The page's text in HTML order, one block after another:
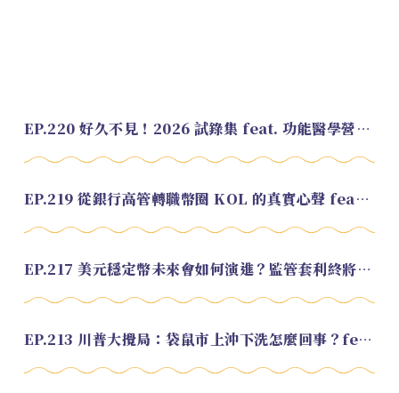
EP.220 好久不見！2026 試錄集 feat. 功能醫學營養師 美寶
EP.219 從銀行高管轉職幣圈 KOL 的真實心聲 feat.龜大
EP.217 美元穩定幣未來會如何演進？監管套利終將收斂？feat. 研究員 余哲安
EP.213 川普大攪局：袋鼠市上沖下洗怎麼回事？feat. Alvin